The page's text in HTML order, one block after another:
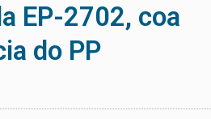
EP-2702, coa
do PP